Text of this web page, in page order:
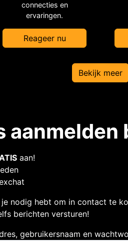
connecties en
ervaringen.
Reageer nu
Bekijk meer
aan!
nodig hebt om in contact te
berichten versturen!
gebruikersnaam en